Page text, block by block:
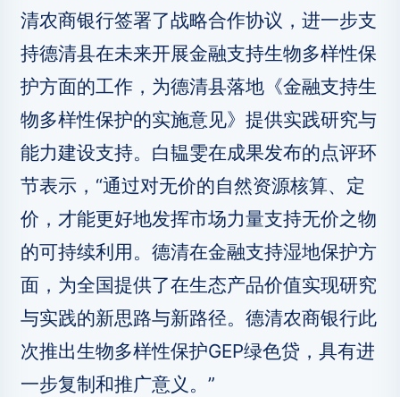
清农商银行签署了战略合作协议，进一步支
持德清县在未来开展金融支持生物多样性保
护方面的工作，为德清县落地《金融支持生
物多样性保护的实施意见》提供实践研究与
能力建设支持。白韫雯在成果发布的点评环
节表示，“通过对无价的自然资源核算、定
价，才能更好地发挥市场力量支持无价之物
的可持续利用。德清在金融支持湿地保护方
面，为全国提供了在生态产品价值实现研究
与实践的新思路与新路径。德清农商银行此
次推出生物多样性保护GEP绿色贷，具有进
一步复制和推广意义。”